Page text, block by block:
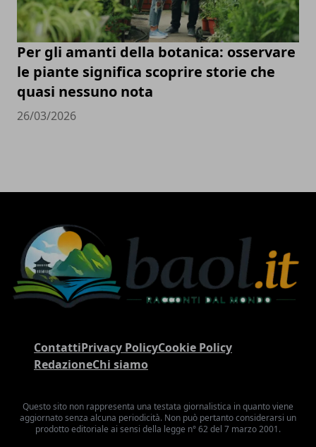
Per gli amanti della botanica: osservare
le piante significa scoprire storie che
quasi nessuno nota
26/03/2026
ContattiPrivacy PolicyCookie Policy
RedazioneChi siamo
Questo sito non rappresenta una testata giornalistica in quanto viene
aggiornato senza alcuna periodicità. Non può pertanto considerarsi un
prodotto editoriale ai sensi della legge n° 62 del 7 marzo 2001.